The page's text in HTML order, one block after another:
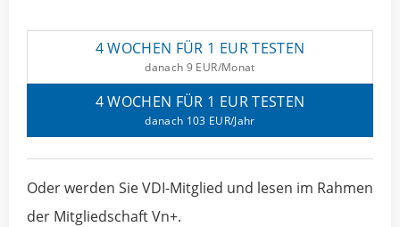
4 WOCHEN FÜR 1 EUR TESTEN
danach 9 EUR/Monat
4 WOCHEN FÜR 1 EUR TESTEN
danach 103 EUR/Jahr
Oder werden Sie VDI-Mitglied und lesen im Rahmen
der Mitgliedschaft Vn+.